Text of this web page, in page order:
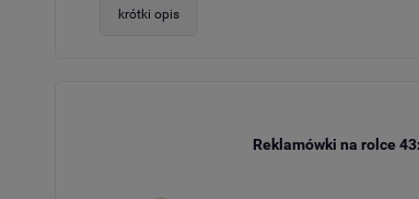
krótki opis
Reklamówki na rolce